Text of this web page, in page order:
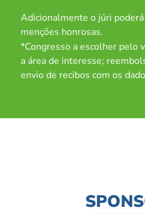
Adicionalmente o júri
menções honrosas.
*Congresso a escolher pelo
a área de interesse;
envio de recibos com os